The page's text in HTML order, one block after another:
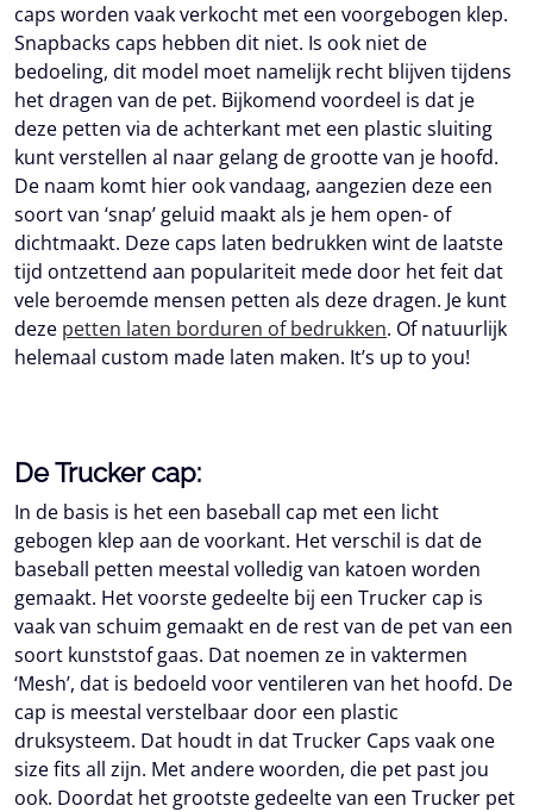
caps worden vaak verkocht met een voorgebogen klep.
Snapbacks caps hebben dit niet. Is ook niet de
bedoeling, dit model moet namelijk recht blijven tijdens
het dragen van de pet. Bijkomend voordeel is dat je
deze petten via de achterkant met een plastic sluiting
kunt verstellen al naar gelang de grootte van je hoofd.
De naam komt hier ook vandaag, aangezien deze een
soort van ‘snap’ geluid maakt als je hem open- of
dichtmaakt. Deze caps laten bedrukken wint de laatste
tijd ontzettend aan populariteit mede door het feit dat
vele beroemde mensen petten als deze dragen. Je kunt
deze petten laten borduren of bedrukken. Of natuurlijk
helemaal custom made laten maken. It’s up to you!
De Trucker cap:
In de basis is het een baseball cap met een licht
gebogen klep aan de voorkant. Het verschil is dat de
baseball petten meestal volledig van katoen worden
gemaakt. Het voorste gedeelte bij een Trucker cap is
vaak van schuim gemaakt en de rest van de pet van een
soort kunststof gaas. Dat noemen ze in vaktermen
‘Mesh’, dat is bedoeld voor ventileren van het hoofd. De
cap is meestal verstelbaar door een plastic
druksysteem. Dat houdt in dat Trucker Caps vaak one
size fits all zijn. Met andere woorden, die pet past jou
ook. Doordat het grootste gedeelte van een Trucker pet